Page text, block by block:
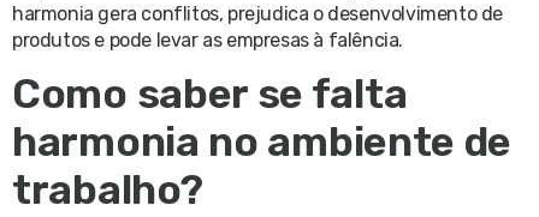
harmonia gera conflitos, prejudica o desenvolvimento de
produtos e pode levar as empresas à falência.
Como saber se falta
harmonia no ambiente de
trabalho?